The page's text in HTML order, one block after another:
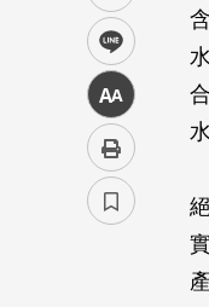
line
中